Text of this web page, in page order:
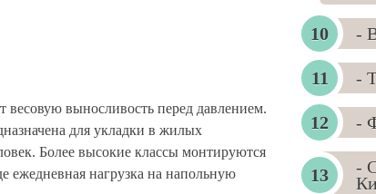
весовую выносливость перед давлением.
для укладки в жилых
Более высокие классы монтируются
ежедневная нагрузка на напольную
-
-
-
-